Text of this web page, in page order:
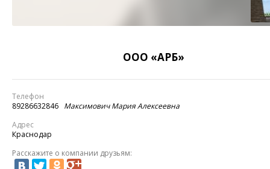
ООО «АРБ»
Телефон
89286632846 Максимович Мария Алексеевна
Адрес
Краснодар
Расскажите о компании друзьям: